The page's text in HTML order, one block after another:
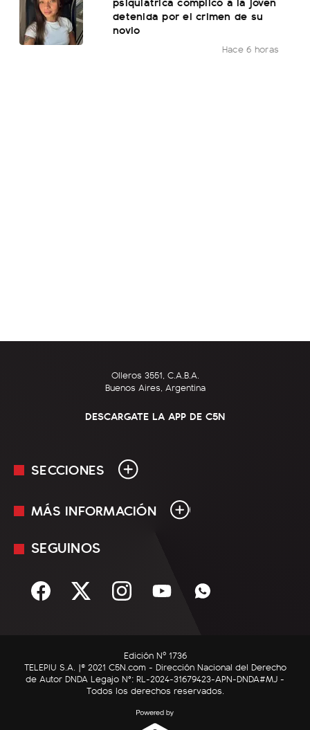
detenida por el crimen de su
novio
Hace 6 horas
Olleros 3551, C.A.B.A.
Buenos Aires, Argentina
DESCARGATE LA APP DE C5N
SECCIONES
En Vivo
Sociedad
C5N Autos
RatingCero
MÁS INFORMACIÓN
Mediakit
Términos y condiciones
SEGUINOS
Edición Nº 1736
TELEPIU S.A. |© 2021 C5N.com - Dirección Nacional del Derecho
de Autor DNDA Legajo N°: RL-2024-31679423-APN-DNDA#MJ -
Todos los derechos reservados.